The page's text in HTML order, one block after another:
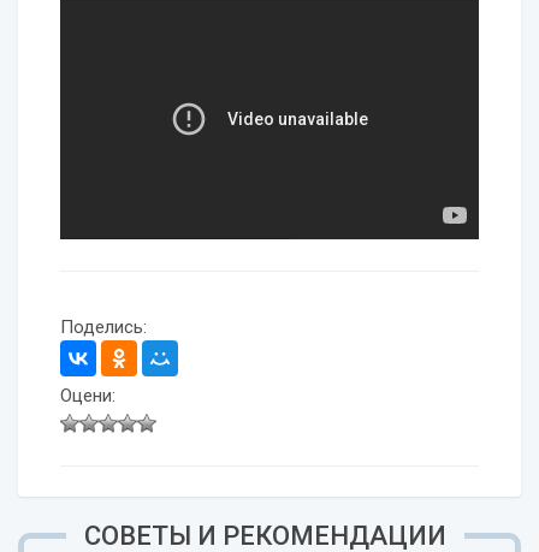
Поделись:
Оцени:
СОВЕТЫ И РЕКОМЕНДАЦИИ